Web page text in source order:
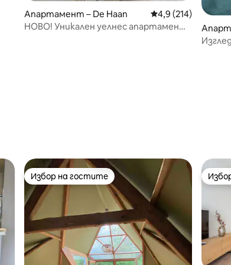
Апартамент – De Haan Средна оценка:
4,9 (214)
НОВО! Уникален уелнес апартамент
ge
Избор на гостите
Избор на гостите